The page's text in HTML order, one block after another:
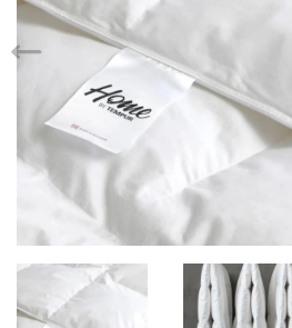
Reguliuojamos lovos
Viengulės / Sofos-lovos